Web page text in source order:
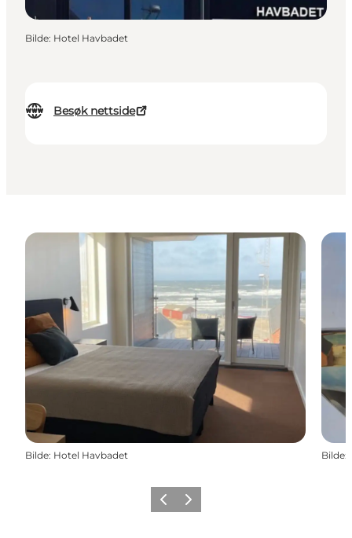
Besøk nettside
Bilde: Hotel Havbadet
Bilde: Hotel Havbadet Bilde:
ForrigeNeste